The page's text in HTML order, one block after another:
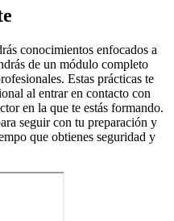
conocimientos enfocados a
de un módulo completo
Estas prácticas te
al entrar en contacto con
en la que te estás formando.
seguir con tu preparación y
que obtienes seguridad y